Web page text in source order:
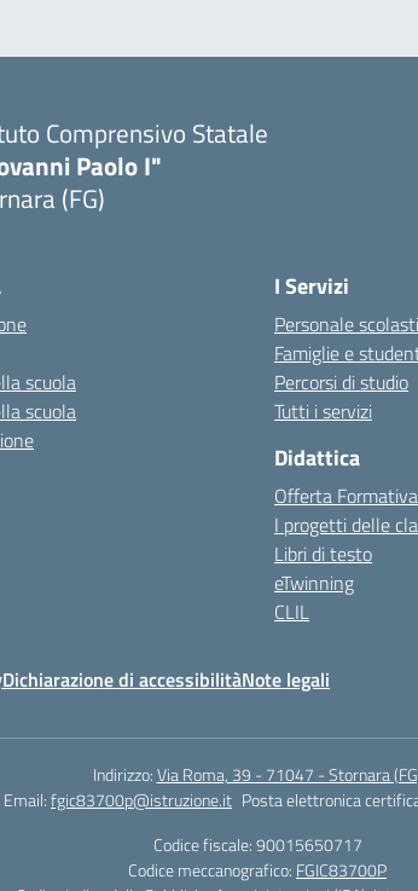
Comprensivo Statale
Paolo I"
(FG)
scuola
scuola
I Servizi
Personale
Famiglie e
Percorsi di studio
Tutti i servizi
Didattica
Offerta Formativa
I progetti delle
Libri di testo
eTwinning
CLIL
Dichiarazione di accessibilitàNote legali
Indirizzo:Via Roma, 39 - 71047 - Stornara
Email:fgic83700p@istruzione.it Posta elettronica
Codice fiscale: 90015650717
Codice meccanografico: FGIC83700P